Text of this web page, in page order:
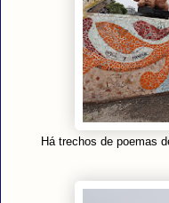
Há trechos de poemas